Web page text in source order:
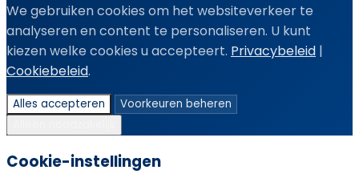
We gebruiken cookies om het websiteverkeer te
analyseren en content te personaliseren. U kunt
kiezen welke cookies u accepteert. Privacybeleid |
Cookiebeleid.
Alles accepteren
Voorkeuren beheren
Cookie-instellingen